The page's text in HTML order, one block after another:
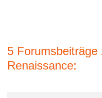
5 Forumsbeiträge
Renaissance: